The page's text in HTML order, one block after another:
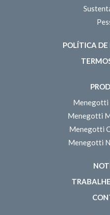
POLÍTICA DE
Menegotti
Menegotti
Menegotti
Menegotti